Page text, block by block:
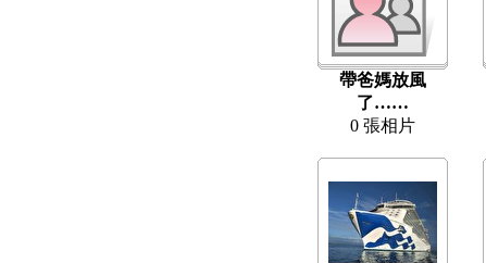
帶爸媽放風
了……
0 張相片